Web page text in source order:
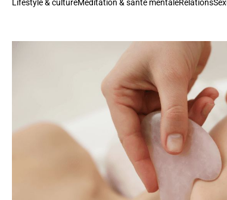
Lifestyle & cultureMéditation & santé mentaleRelations